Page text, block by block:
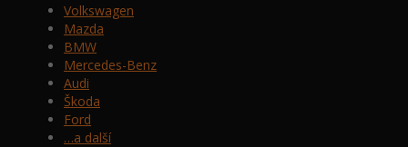
Volkswagen
Mazda
BMW
Mercedes-Benz
Audi
Škoda
Ford
…a další